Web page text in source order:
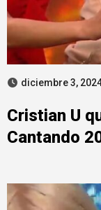
diciembre 3,
Cristian U
Cantando